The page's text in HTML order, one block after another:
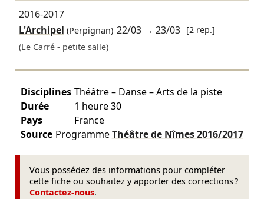
2016-2017
L'Archipel (Perpignan) 22/03 →23/03 [2 rep.]
(Le Carré - petite salle)
Disciplines Théâtre – Danse – Arts de la piste
Durée
1 heure 30
Pays
France
Source ProgrammeThéâtre de Nîmes2016/2017
Vous possédez des informations pour compléter
cette fiche ou souhaitez y apporter des corrections ?
Contactez-nous.